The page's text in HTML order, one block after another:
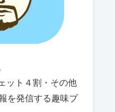
ット４割・その他
を発信する趣味ブ